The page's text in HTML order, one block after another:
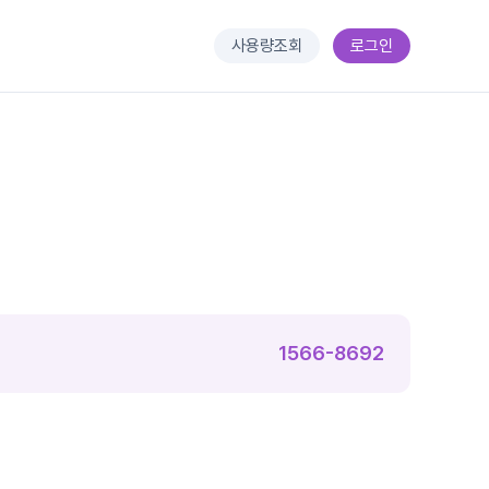
사용량조회 로그인
1566-8692